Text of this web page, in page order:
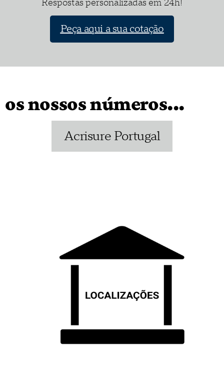
Respostas personalizadas em 24h!
Peça aqui a sua cotação
os nossos números...
Acrisure Portugal